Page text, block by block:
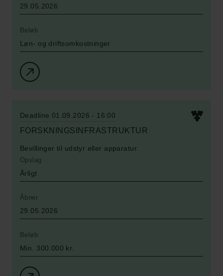
29.05.2026
Beløb
Løn- og driftsomkostninger
Deadline 01.09.2026 - 16:00
FORSKNINGSINFRASTRUKTUR
Bevillinger til udstyr eller apparatur.
Opslag
Årligt
Åbner
29.05.2026
Beløb
Min. 300.000 kr.